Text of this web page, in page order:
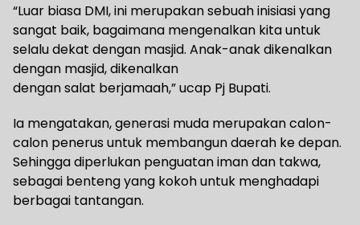
“Luar biasa DMI, ini merupakan sebuah inisiasi yang
sangat baik, bagaimana mengenalkan kita untuk
selalu dekat dengan masjid. Anak-anak dikenalkan
dengan masjid, dikenalkan
dengan salat berjamaah,” ucap Pj Bupati.
Ia mengatakan, generasi muda merupakan calon-
calon penerus untuk membangun daerah ke depan.
Sehingga diperlukan penguatan iman dan takwa,
sebagai benteng yang kokoh untuk menghadapi
berbagai tantangan.